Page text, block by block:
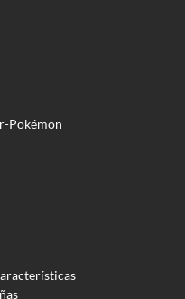
Pokémon